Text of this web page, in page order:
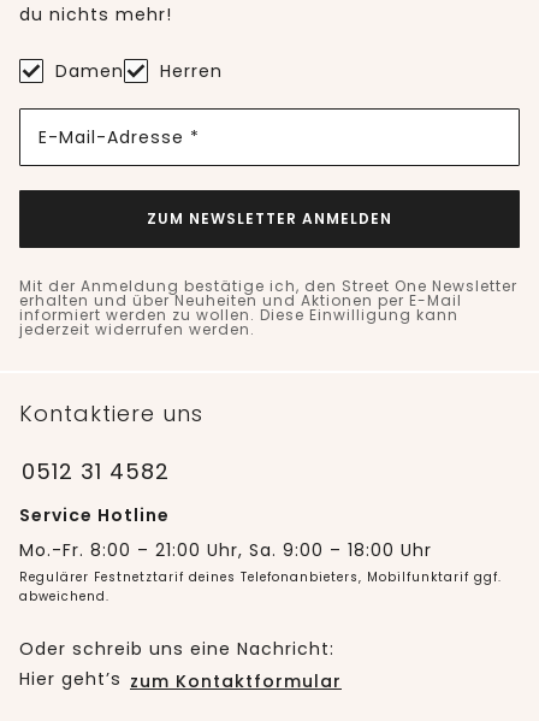
du nichts mehr!
Damen Herren
E-Mail-Adresse *
ZUM NEWSLETTER ANMELDEN
Mit der Anmeldung bestätige ich, den Street One Newsletter
erhalten und über Neuheiten und Aktionen per E-Mail
informiert werden zu wollen. Diese Einwilligung kann
jederzeit widerrufen werden.
Kontaktiere uns
0512 31 4582
Service Hotline
Mo.-Fr. 8:00 – 21:00 Uhr, Sa. 9:00 – 18:00 Uhr
Regulärer Festnetztarif deines Telefonanbieters, Mobilfunktarif ggf.
abweichend.
Oder schreib uns eine Nachricht:
Hier geht’s zum Kontaktformular